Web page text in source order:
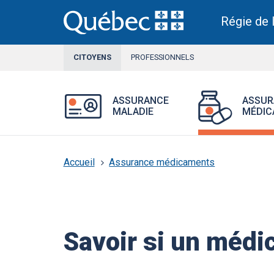
Régie de
CITOYENSSECTION
ASSURANCE
MALADIE
Ouvrir
Assurance
maladie.
Section
active
PROFESSIONNELS
Accueil Assurance médicaments
Savoir si un